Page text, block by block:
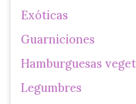
Exóticas
Guarniciones
Hamburguesas
Legumbres